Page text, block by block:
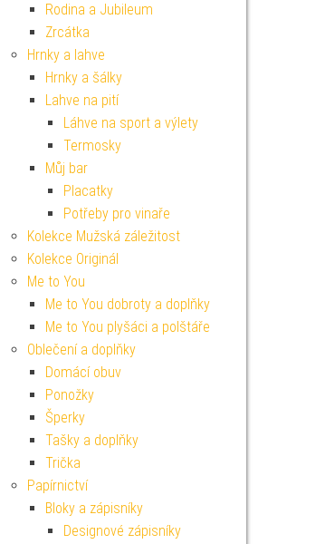
Rodina a Jubileum
Zrcátka
Hrnky a lahve
Hrnky a šálky
Lahve na pití
Láhve na sport a výlety
Termosky
Můj bar
Placatky
Potřeby pro vinaře
Kolekce Mužská záležitost
Kolekce Originál
Me to You
Me to You dobroty a doplňky
Me to You plyšáci a polštáře
Oblečení a doplňky
Domácí obuv
Ponožky
Šperky
Tašky a doplňky
Trička
Papírnictví
Bloky a zápisníky
Designové zápisníky